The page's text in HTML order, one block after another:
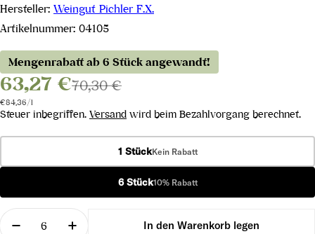
Hersteller: Weingut Pichler F.X.
Artikelnummer: 04105
Mengenrabatt ab 6 Stück angewandt!
63,27 €70,30 €
Stückpreis
€84,36/pro
l
Steuer inbegriffen. Versand wird beim Bezahlvorgang berechnet.
1 StückKein Rabatt
6 Stück10% Rabatt
Menge
In den Warenkorb legen